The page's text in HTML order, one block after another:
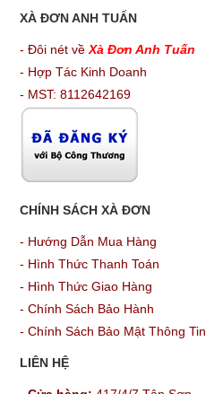
XÀ ĐƠN ANH TUẤN
- Đôi nét về Xà Đơn Anh Tuấn
- Hợp Tác Kinh Doanh
- MST: 8112642169
CHÍNH SÁCH XÀ ĐƠN
- Hướng Dẫn Mua Hàng
- Hình Thức Thanh Toán
- Hình Thức Giao Hàng
- Chính Sách Bảo Hành
- Chính Sách Bảo Mật Thông Tin
LIÊN HỆ